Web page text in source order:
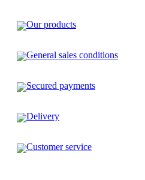
Our products
General sales conditions
Secured payments
Delivery
Customer service